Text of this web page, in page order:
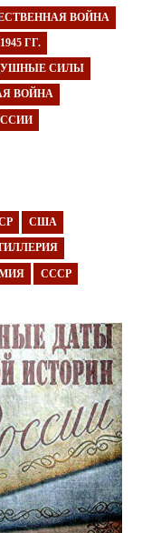
ВОЙНА
ГГ.
СИЛЫ
ВОЙНА
США
СССР